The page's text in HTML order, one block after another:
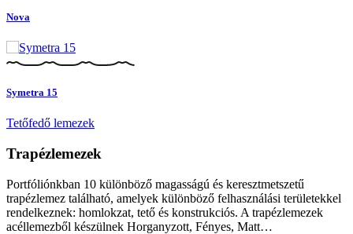
Nova
Symetra 15
Tetőfedő lemezek
Trapézlemezek
Portfóliónkban 10 különböző magasságú és keresztmetszetű
trapézlemez található, amelyek különböző felhasználási területekkel
rendelkeznek: homlokzat, tető és konstrukciós. A trapézlemezek
acéllemezből készülnek Horganyzott, Fényes, Matt…